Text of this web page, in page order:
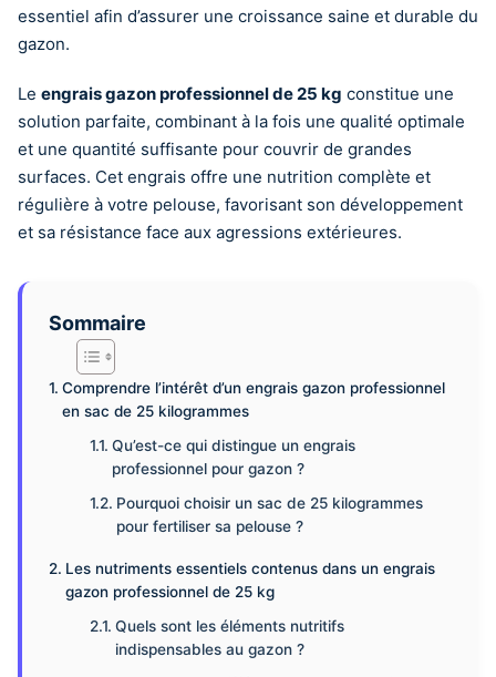
essentiel afin d’assurer une croissance saine et durable du
gazon.
Le engrais gazon professionnel de 25 kg constitue une
solution parfaite, combinant à la fois une qualité optimale
et une quantité suffisante pour couvrir de grandes
surfaces. Cet engrais offre une nutrition complète et
régulière à votre pelouse, favorisant son développement
et sa résistance face aux agressions extérieures.
Sommaire
Comprendre l’intérêt d’un engrais gazon professionnel
en sac de 25 kilogrammes
Qu’est-ce qui distingue un engrais
professionnel pour gazon ?
Pourquoi choisir un sac de 25 kilogrammes
pour fertiliser sa pelouse ?
Les nutriments essentiels contenus dans un engrais
gazon professionnel de 25 kg
Quels sont les éléments nutritifs
indispensables au gazon ?